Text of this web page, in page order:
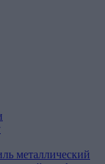
металлический